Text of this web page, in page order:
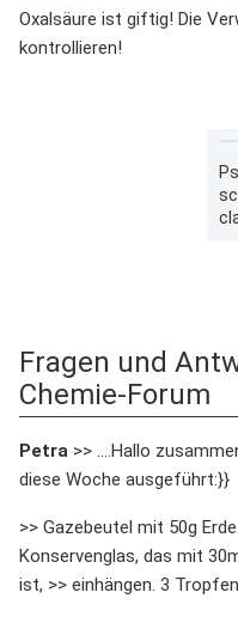
Oxalsäure ist giftig! Die
kontrollieren!
Fragen und
Chemie-Forum
Petra >> ....Hallo
diese Woche ausgeführt:}}
>> Gazebeutel mit 50g
Konservenglas, das mit
ist, >> einhängen. 3